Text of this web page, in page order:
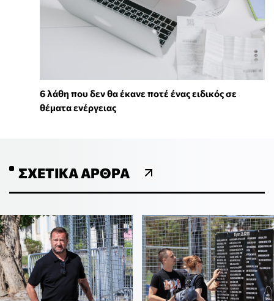
6 λάθη που δεν θα έκανε ποτέ ένας ειδικός σε
θέματα ενέργειας
ΣΧΕΤΙΚΆ ΆΡΘΡΑ